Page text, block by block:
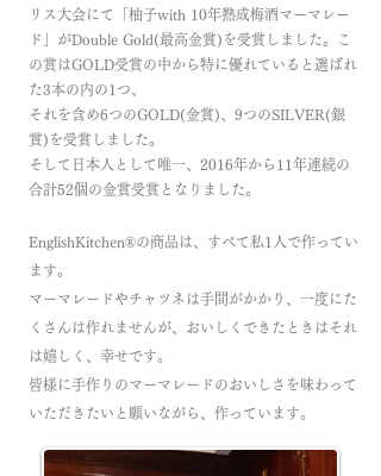
リス大会にて「柚子with 10年熟成梅酒マーマレー
ド」がDouble Gold(最高金賞)を受賞しました。こ
の賞はGOLD受賞の中から特に優れていると選ばれ
た3本の内の1つ、
それを含め6つのGOLD(金賞)、9つのSILVER(銀
賞)を受賞しました。
そして日本人として唯一、2016年から11年連続の
合計52個の金賞受賞となりました。
EnglishKitchen®の商品は、すべて私1人で作ってい
ます。
マーマレードやチャツネは手間がかかり、一度にた
くさんは作れませんが、おいしくできたときはそれ
は嬉しく、幸せです。
皆様に手作りのマーマレードのおいしさを味わって
いただきたいと願いながら、作っています。